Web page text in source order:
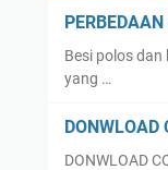
Besi polos dan
yang …
DONWLOAD
DONWLOAD